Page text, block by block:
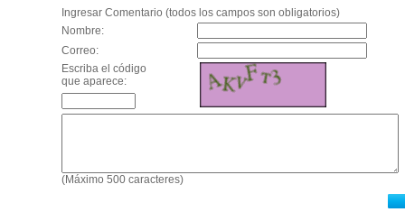
Ingresar Comentario (todos los campos son obligatorios)
Nombre:
Correo:
Escriba el código
que aparece:
(Máximo 500 caracteres)